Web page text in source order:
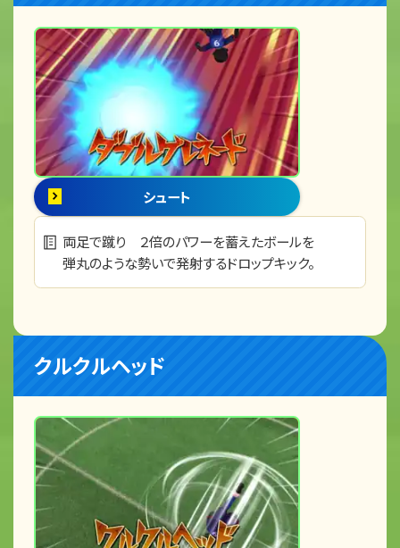
シュート
両足で蹴り ２倍のパワーを蓄えたボールを
弾丸のような勢いで発射するドロップキック。
クルクルヘッド